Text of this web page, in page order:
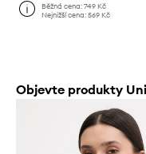
Běžná cena:749 Kč
Nejnižší cena:569 Kč
Objevte produkty